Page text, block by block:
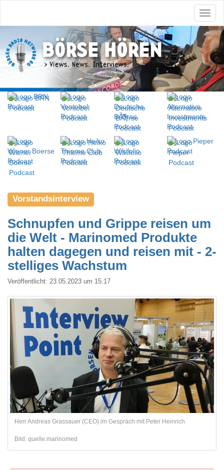
Vorstandsinterview
Schnupfen und Grippe reisen um
die Welt - Marinomed Produkte
halten dagegen und reisen mit - 2-
stelliges Wachstum
Veröffentlicht: 23.05.2023 um 15:17
Herr Andreas Grassauer (CEO) im Gespräch mit Peter Heinrich
Bild: quelle:marinomed